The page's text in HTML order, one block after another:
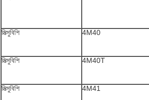
মিত্সুবিশি
4M40
মিত্সুবিশি 4M40T
মিত্সুবিশি
4M41